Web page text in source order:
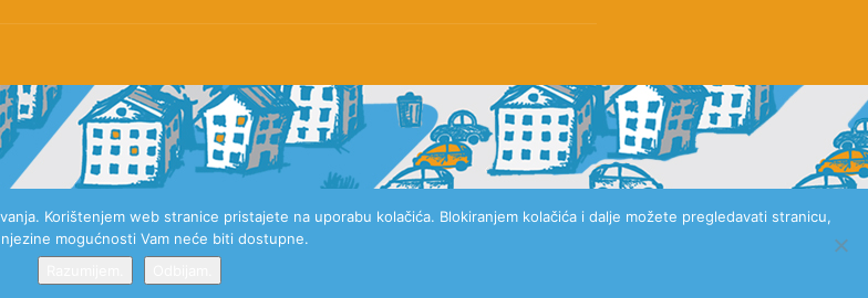
Korištenjem web stranice pristajete na uporabu kolačića. Blokiranjem kolačića i dalje možete pregledavati stranicu,
mogućnosti Vam neće biti dostupne.